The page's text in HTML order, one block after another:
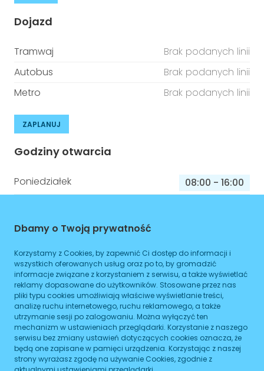
Dojazd
Tramwaj
Brak podanych linii
Autobus
Brak podanych linii
Metro
Brak podanych linii
ZAPLANUJ
Godziny otwarcia
Poniedziałek 08:00 - 16:00
Środa
Czwartek
08:00 -16:00
Piątek
08:00-16:00
Sobota
08:00-16:00
Niedziela
08:00
Informacje o sprawach jakie załatwisz w
Dbamy o Twoją prywatność
Korzystamy z Cookies, by zapewnić Ci dostęp do informacji i
wszystkich oferowanych usług oraz po to, by gromadzić
informacje związane z korzystaniem z serwisu, a także wyświetlać
reklamy dopasowane do użytkowników. Stosowane przez nas
pliki typu cookies umożliwiają właściwe wyświetlanie treści,
analizę ruchu internetowego, ruchu reklamowego, a także
utrzymanie sesji po zalogowaniu. Można wyłączyć ten
mechanizm w ustawieniach przeglądarki. Korzystanie z naszego
serwisu bez zmiany ustawień dotyczących cookies oznacza, że
będą one zapisane w pamięci urządzenia. Korzystając z naszej
strony wyrażasz zgodę na używanie Cookies, zgodnie z